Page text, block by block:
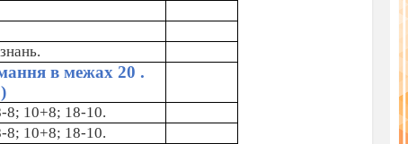
в межах 20 .
8; 10+8; 18-10.
8; 10+8; 18-10.